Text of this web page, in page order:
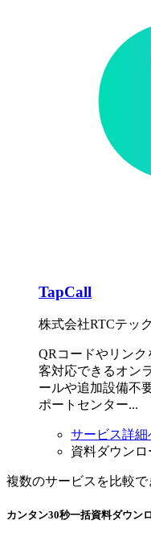
TapCall
株式会社RTCテッ
QRコードやリン
客対応できるオン
ールや追加設備不
ポートセンター...
サービス詳細
資料ダウンロ
複数のサービスを比較で
カンタン30秒一括資料ダウン